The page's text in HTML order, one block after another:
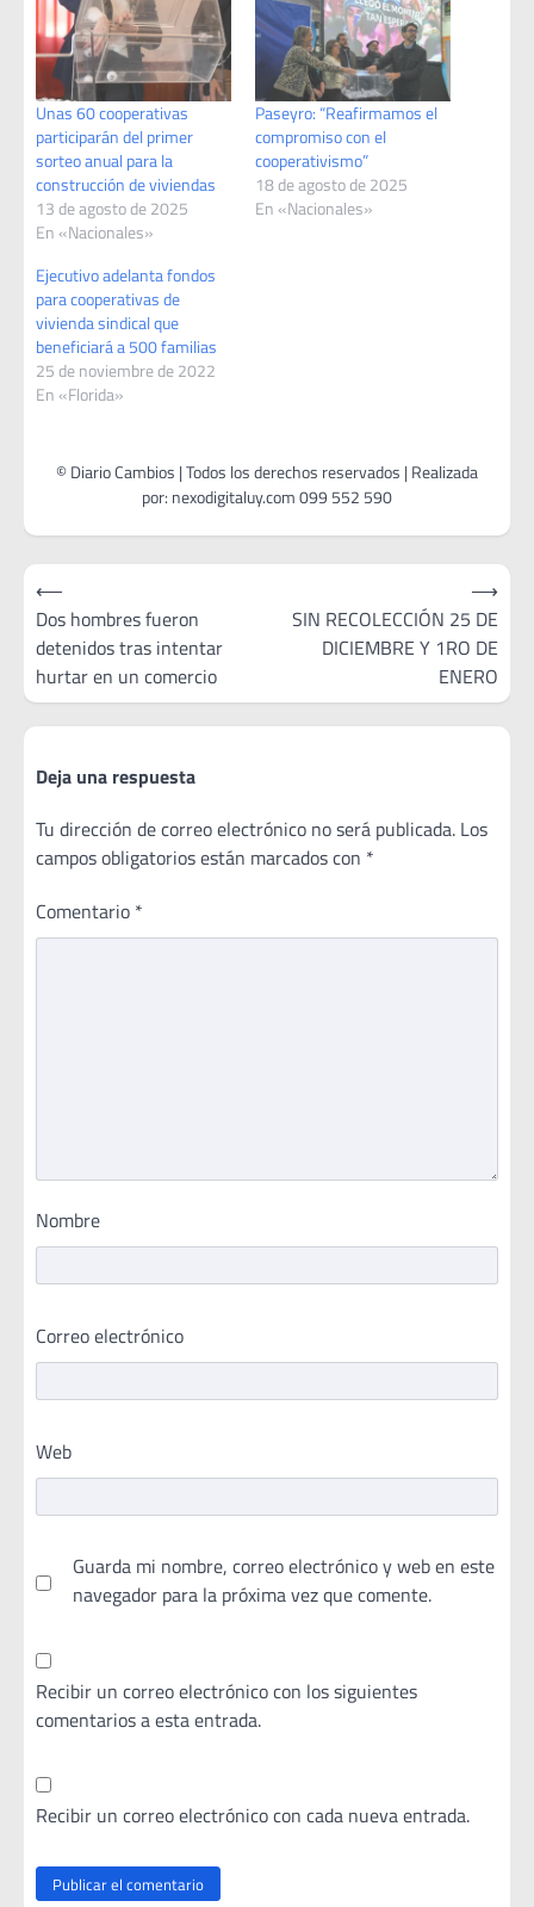
Unas 60 cooperativas
participarán del primer
sorteo anual para la
construcción de viviendas
13 de agosto de 2025
En «Nacionales»
Paseyro: “Reafirmamos el
compromiso con el
cooperativismo”
18 de agosto de 2025
En «Nacionales»
Ejecutivo adelanta fondos
para cooperativas de
vivienda sindical que
beneficiará a 500 familias
25 de noviembre de 2022
En «Florida»
Navegación
de
entradas
⟵
Dos hombres fueron
detenidos tras intentar
hurtar en un comercio
SIN RECOLECCIÓN 25 DE
DICIEMBRE Y 1RO DE
ENERO
⟶
Deja una respuesta
Tu dirección de correo electrónico no será publicada. Los
campos obligatorios están marcados con *
Comentario *
Nombre
Correo electrónico
Web
Guarda mi nombre, correo electrónico y web en este
navegador para la próxima vez que comente.
Recibir un correo electrónico con los siguientes
comentarios a esta entrada.
Recibir un correo electrónico con cada nueva entrada.